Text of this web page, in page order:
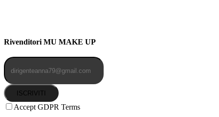
Rivenditori MU MAKE UP
ISCRIVITI
Accept GDPR Terms